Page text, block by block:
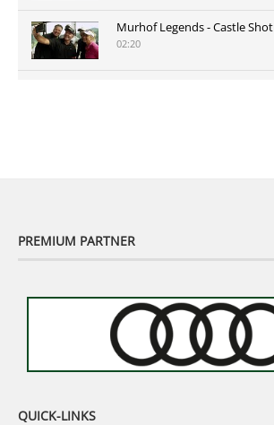
Murhof Legends - Castle Shot
02:20
PREMIUM PARTNER
QUICK-LINKS